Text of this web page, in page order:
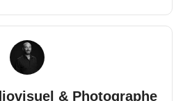
& Photographe